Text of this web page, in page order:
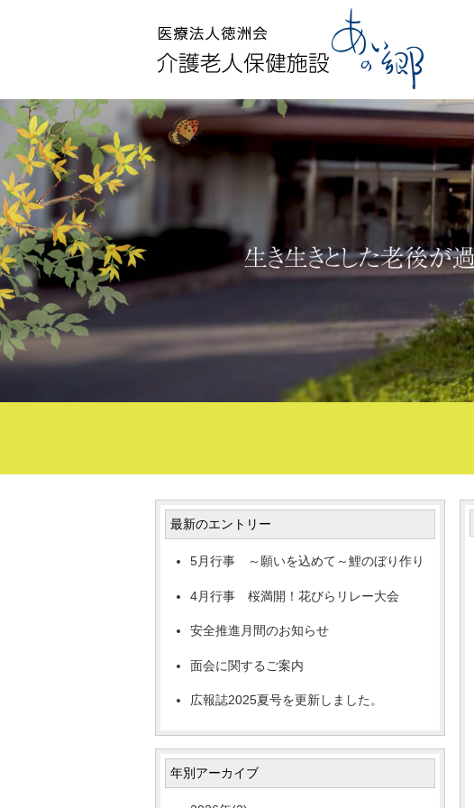
最新のエントリー
5月行事 ～願いを込めて～鯉のぼり作り
4月行事 桜満開！花びらリレー大会
安全推進月間のお知らせ
面会に関するご案内
広報誌2025夏号を更新しました。
年別アーカイブ